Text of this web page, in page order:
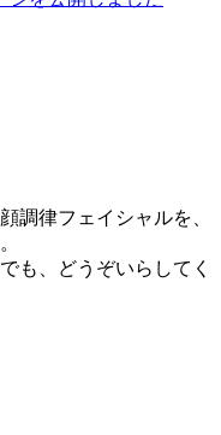
調律フェイシャルを、
も、どうぞいらしてく